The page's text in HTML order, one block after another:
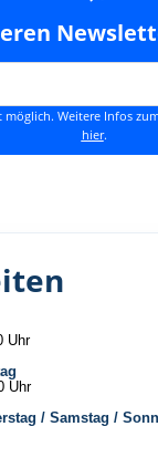
Weitere Infos
hier.
Uhr
Uhr
/ Samstag /